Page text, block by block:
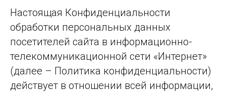
Насто­ящая Конфиденциальности
обработки персональных данных
посетителей сайта в информационно-
телекоммуникационной сети «Интернет»
(да­лее – По­ли­ти­ка кон­фи­ден­ци­аль­нос­ти)
дей­ству­ет в от­но­ше­нии всей ин­фор­ма­ции,